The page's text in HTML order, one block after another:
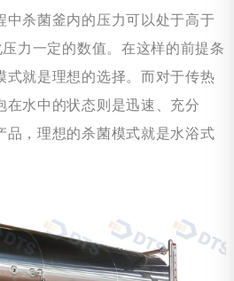
中杀菌釜内的压力可以处于高于
力一定的数值。在这样的前提条
式就是理想的选择。而对于传热
在水中的状态则是迅速、充分
品，理想的杀菌模式就是水浴式